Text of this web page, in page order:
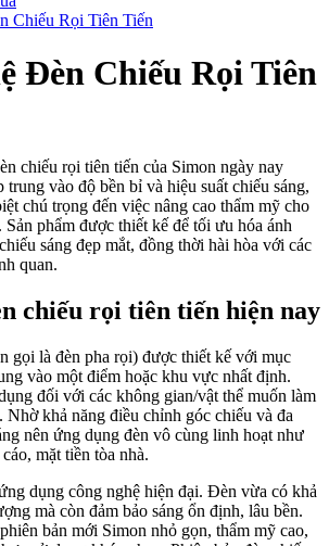
Chiếu Rọi Tiên Tiến
Đèn Chiếu Rọi Tiên
chiếu rọi tiên tiến của Simon ngày nay
trung vào độ bền bỉ và hiệu suất chiếu sáng,
chú trọng đến việc nâng cao thẩm mỹ cho
phẩm được thiết kế để tối ưu hóa ánh
sáng đẹp mắt, đồng thời hài hòa với các
quan.
chiếu rọi tiên tiến hiện nay
gọi là đèn pha rọi) được thiết kế với mục
vào một điểm hoặc khu vực nhất định.
đối với các không gian/vật thể muốn làm
Nhờ khả năng điều chỉnh góc chiếu và đa
nên ứng dụng đèn vô cùng linh hoạt như
mặt tiền tòa nhà.
dụng công nghệ hiện đại. Đèn vừa có khả
mà còn đảm bảo sáng ổn định, lâu bền.
bản mới Simon nhỏ gọn, thẩm mỹ cao,